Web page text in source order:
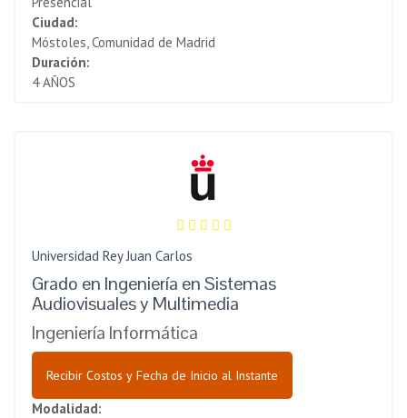
Ciudad:
Móstoles, Comunidad de Madrid
Duración:
4 AÑOS
Universidad Rey Juan Carlos
Grado en Ingeniería en Sistemas
Audiovisuales y Multimedia
Ingeniería Informática
Recibir Costos y Fecha de Inicio al Instante
Modalidad: